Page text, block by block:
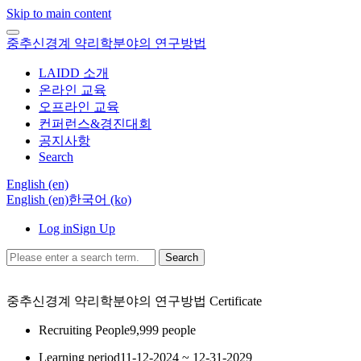
Skip to main content
중추신경계 약리학분야의 연구방법
LAIDD 소개
온라인 교육
오프라인 교육
컨퍼런스&경진대회
공지사항
Search
English ‎(en)‎
English ‎(en)‎한국어 ‎(ko)‎
Log inSign Up
Search
중추신경계 약리학분야의 연구방법 Certificate
Recruiting People9,999 people
Learning period11-12-2024 ~ 12-31-2029